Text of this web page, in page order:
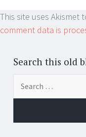
This site uses Akismet
comment data is
Search this old